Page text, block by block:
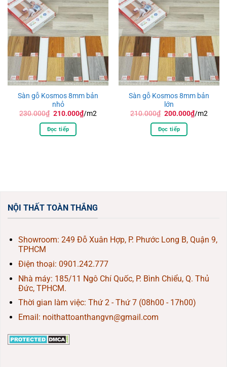
Sàn gỗ Kosmos 8mm bản
nhỏ
230.000₫ Giá
là:
230.000₫.
210.000₫Giá
hiện
/m2
Đọc tiếp
Sàn gỗ Kosmos 8mm bản
lớn
210.000₫ Giá
là:
210.000₫.
200.000₫Giá
hiện
/m2
Đọc tiếp
NỘI THẤT TOÀN THẮNG
Showroom: 249 Đỗ Xuân Hợp, P. Phước Long B, Quận 9,
TPHCM
Điện thoại: 0901.242.777
Nhà máy: 185/11 Ngô Chí Quốc, P. Bình Chiểu, Q. Thủ
Đức, TPHCM.
Thời gian làm việc: Thứ 2 - Thứ 7 (08h00 - 17h00)
Email: noithattoanthangvn@gmail.com